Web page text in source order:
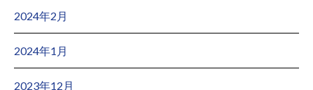
2024年2月
2024年1月
2023年12月